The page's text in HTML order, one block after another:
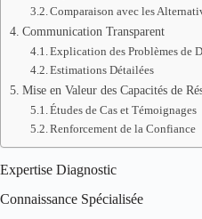
Comparaison avec les
Communication Transparent
Explication des Problèmes de
Estimations Détailées
Mise en Valeur des Capacités de
Études de Cas et Témoignages
Renforcement de la Confiance
Expertise Diagnostic
Connaissance Spécialisée